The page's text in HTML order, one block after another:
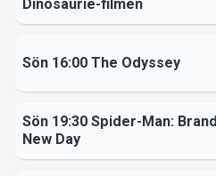
Dinosaurie-filmen
Sön 16:00 The Odyssey
Sön 19:30 Spider-Man: Brand
New Day